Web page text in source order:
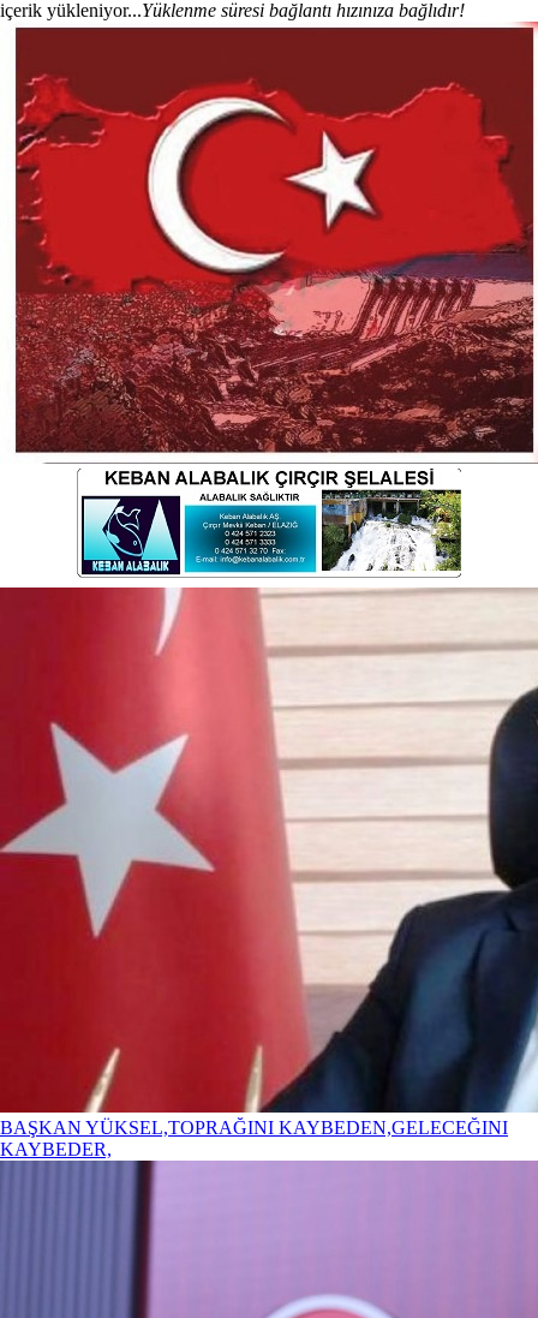
içerik yükleniyor...Yüklenme süresi bağlantı hızınıza bağlıdır!
BAŞKAN YÜKSEL,TOPRAĞINI KAYBEDEN,GELECEĞINI
KAYBEDER,